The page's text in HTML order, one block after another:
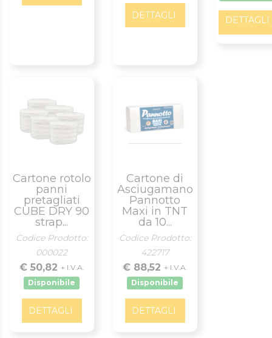
DETTAGLI DETTAGLI
Cartone rotolo
panni
pretagliati
CUBE DRY 90
strap...
Codice Prodotto:
000022
€ 50,82 + I.V.A.
Disponibile
DETTAGLI
Cartone di
Asciugamano
Pannotto
Maxi in TNT
da 10...
Codice Prodotto:
422717
€ 88,52 + I.V.A.
Disponibile
DETTAGLI